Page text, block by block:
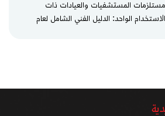
مستلزمات المستشفيات والعيادات ذات
الاستخدام الواحد: الدليل الفني الشامل لعام